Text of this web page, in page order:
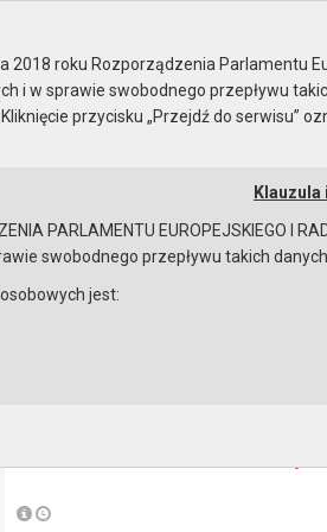
Redakcja Instrukcja
Dotacje dla niepublicznych
2018 roku Rozporządzenia Parlamentu
i w sprawie swobodnego przepływu
przycisku „Przejdź do serwisu”
PARLAMENTU EUROPEJSKIEGO
swobodnego przepływu takich
jest: